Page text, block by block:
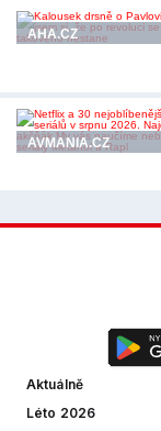
AHA.CZ
AVMANIA.CZ
Aktuálně
Léto 2026